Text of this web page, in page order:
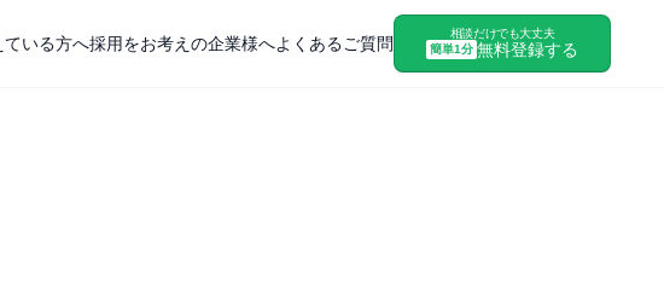
ている方へ採用をお考えの企業様へよくあるご質問
相談だけでも大丈夫
簡単1分 無料登録する